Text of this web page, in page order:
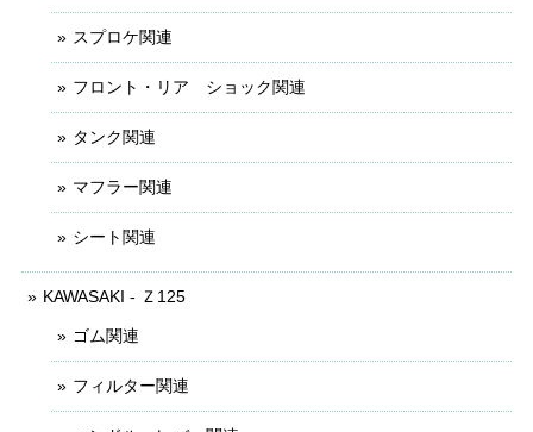
スプロケ関連
フロント・リア ショック関連
タンク関連
マフラー関連
シート関連
KAWASAKI - Ｚ125
ゴム関連
フィルター関連